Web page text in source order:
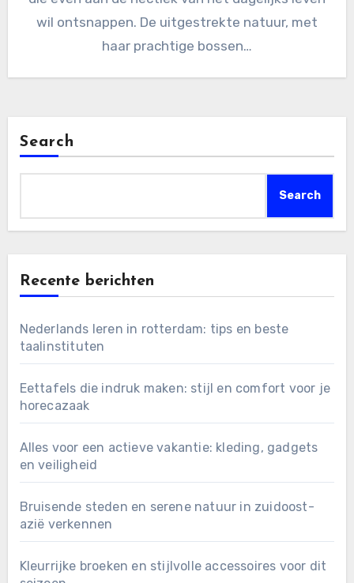
wil ontsnappen. De uitgestrekte natuur, met
haar prachtige bossen…
Search
Search
Recente berichten
Nederlands leren in rotterdam: tips en beste
taalinstituten
Eettafels die indruk maken: stijl en comfort voor je
horecazaak
Alles voor een actieve vakantie: kleding, gadgets
en veiligheid
Bruisende steden en serene natuur in zuidoost-
azië verkennen
Kleurrijke broeken en stijlvolle accessoires voor dit